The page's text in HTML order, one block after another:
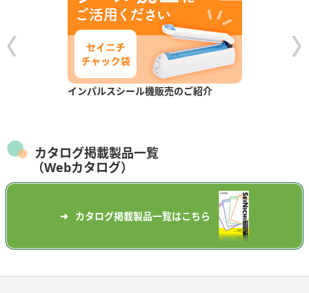
インパルスシール機販売のご紹介
カタログ掲載製品一覧
（Webカタログ）
カタログ掲載製品一覧はこちら